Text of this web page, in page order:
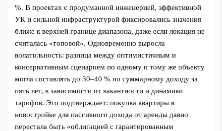
%. В проектах с продуманной инженерией, эффективной
УК и сильной инфраструктурой фиксировались значения
ближе к верхней границе диапазона, даже если локация не
считалась «топовой». Одновременно выросла
волатильность: разница между оптимистичным и
консервативным сценарием по одному и тому же объекту
могла составлять до 30–40 % по суммарному доходу за
пять лет, в зависимости от вакантности и динамики
тарифов. Это подтверждает: покупка квартиры в
новостройке для пассивного дохода от аренды давно
перестала быть «облигацией с гарантированным